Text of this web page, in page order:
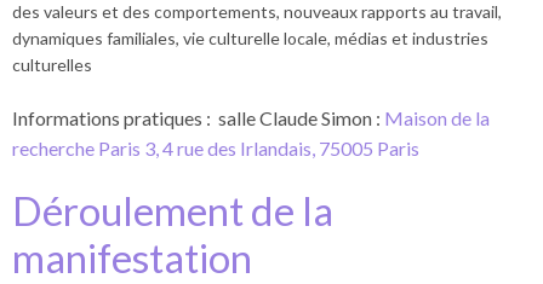
des valeurs et des comportements, nouveaux rapports au travail,
dynamiques familiales, vie culturelle locale, médias et industries
culturelles
Informations pratiques : salle Claude Simon : Maison de la
recherche Paris 3, 4 rue des Irlandais, 75005 Paris
Déroulement de la
manifestation